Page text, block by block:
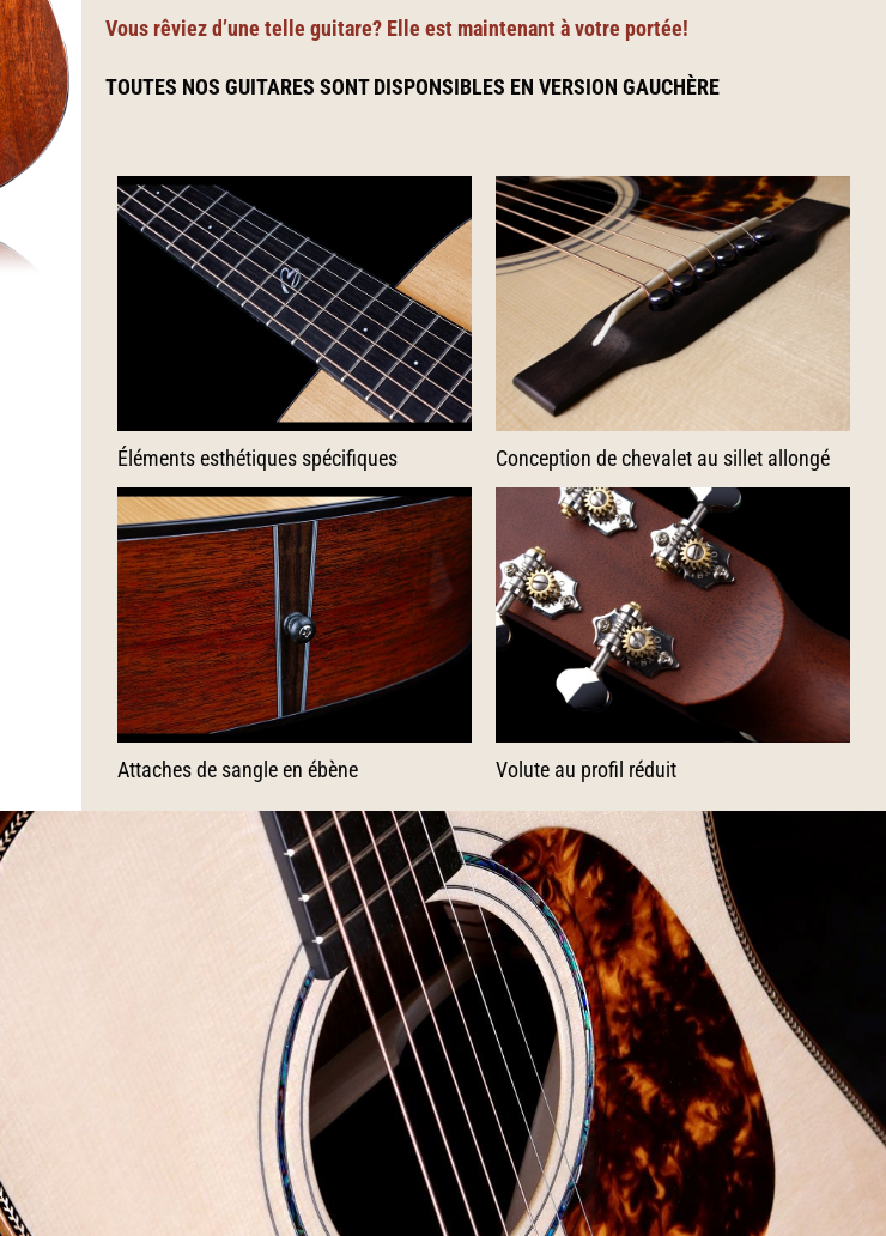
Vous rêviez d’une telle guitare? Elle est maintenant à votre portée!
TOUTES NOS GUITARES SONT DISPONSIBLES EN VERSION GAUCHÈRE
Éléments esthétiques spécifiques Conception de chevalet au sillet allongé
Attaches de sangle en ébène Volute au profil réduit